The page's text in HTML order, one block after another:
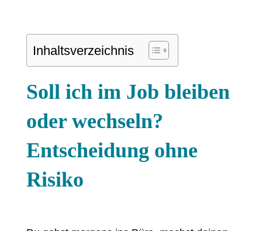
Inhaltsverzeichnis
Soll ich im Job bleiben
oder wechseln?
Entscheidung ohne
Risiko